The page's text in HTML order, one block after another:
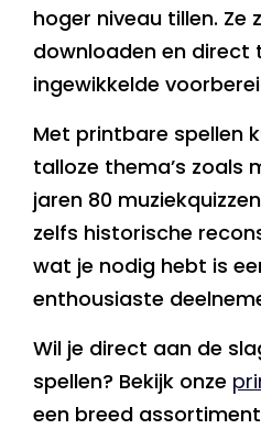
hoger niveau tillen. Ze
downloaden en direct
ingewikkelde
Met printbare spellen
talloze thema’s zoals
jaren 80
zelfs historische
wat je nodig hebt is
enthousiaste
Wil je direct aan de
spellen? Bekijk onze
een breed